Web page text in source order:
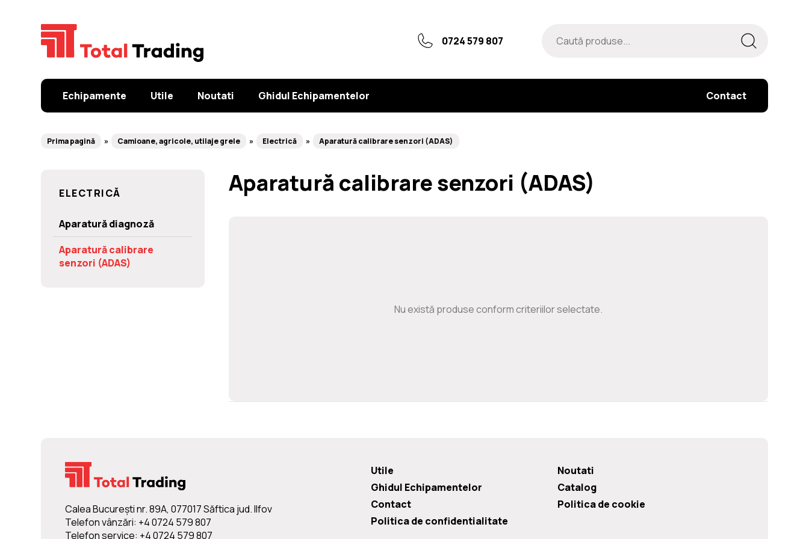
0724 579 807
Echipamente Utile Noutati Ghidul Echipamentelor Contact
Prima pagină Camioane, agricole, utilaje grele Electrică Aparatură calibrare senzori (ADAS)
ELECTRICĂ
Aparatură diagnoză
Aparatură calibrare
senzori (ADAS)
Aparatură calibrare senzori (ADAS)
Nu există produse conform criteriilor selectate.
Calea Bucureşti nr. 89A, 077017 Săftica jud. Ilfov
Telefon vânzări: +4 0724 579 807
Telefon service: +4 0724 579 807
Utile
Noutati
Ghidul Echipamentelor
Catalog
Contact
Politica de cookie
Politica de confidentialitate